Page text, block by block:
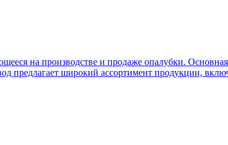
на производстве и продаже опалубки.
предлагает широкий ассортимент продукции,